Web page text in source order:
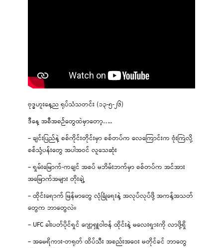
ဗုဒ္ဓဟူးနေ့ည ရုပ်သံသတင်း (၁၃-၅-၂၆)
ဒီနေ့ အစီအစဉ်တွေထဲမှာတော့…..
– ချင်းပြည်နဲ့ စစ်ကိုင်းတိုင်းမှာ စစ်တပ်က လေကြောင်းက ဗုံးကြဲလို့
စစ်သုံ့ပန်းတွေ အပါအဝင် လူသေဆုံး
– ရှမ်းမြောက်-ကချင် အစပ် မဘိမ်းဘက်မှာ စစ်တပ်က အင်အား
အမြောက်အများ တိုးချဲ့
– ထိုင်းရောက် မြန်မာတွေ လုံခြုံရေးနဲ့ အလုပ်လုပ်ဖို့ အကန့်အသတ်
တွေက ဘာတွေလဲ။
– UFC ခါးပတ်ပိုင်ရှင် ဂျော့ရှူဝါဗန် ထိုင်းနဲ့ မလေးရှားကို လာဖို့ရှိ
– အမေရိကား-တရုတ် ထိပ်သီး အစည်းအဝေး မတိုင်ခင် ဘာတွေ